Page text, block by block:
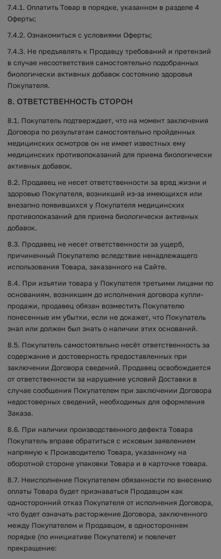
7.4.1. Оплатить Товар в порядке, указанном в разделе 4
Оферты;
7.4.2. Ознакомиться с условиями Оферты;
7.4.3. Не предъявлять к Продавцу требований и претензий
в случае несоответствия самостоятельно подобранных
биологически активных добавок состоянию здоровья
Покупателя.
8. ОТВЕТСТВЕННОСТЬ СТОРОН
8.1. Покупатель подтверждает, что на момент заключения
Договора по результатам самостоятельно пройденных
медицинских осмотров он не имеет известных ему
медицинских противопоказаний для приема биологически
активных добавок.
8.2. Продавец не несет ответственности за вред жизни и
здоровью Покупателя, возникший из-за имеющихся или
внезапно появившихся у Покупателя медицинских
противопоказаний для приема биологически активных
добавок.
8.3. Продавец не несет ответственности за ущерб,
причиненный Покупателю вследствие ненадлежащего
использования Товара, заказанного на Сайте.
8.4. При изъятии товара у Покупателя третьими лицами по
основаниям, возникшим до исполнения договора купли-
продажи, продавец обязан возместить Покупателю
понесенные им убытки, если не докажет, что Покупатель
знал или должен был знать о наличии этих оснований.
8.5. Покупатель самостоятельно несёт ответственность за
содержание и достоверность предоставленных при
заключении Договора сведений. Продавец освобождается
от ответственности за нарушение условий Доставки в
случае сообщения Покупателем при заключении Договора
недостоверных сведений, необходимых для оформления
Заказа.
8.6. При наличии производственного дефекта Товара
Покупатель вправе обратиться с исковым заявлением
напрямую к Производителю Товара, указанному на
оборотной стороне упаковки Товара и в карточке товара.
8.7. Неисполнение Покупателем обязанности по внесению
оплаты Товара будет признаваться Продавцом как
односторонний отказ Покупателя от исполнения Договора,
что будет означать расторжение Договора, заключенного
между Покупателем и Продавцом, в одностороннем
порядке (по инициативе Покупателя) и повлечет
прекращение: